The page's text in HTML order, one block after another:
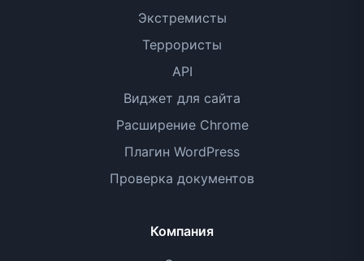
Экстремисты
Террористы
API
Виджет для сайта
Расширение Chrome
Плагин WordPress
Проверка документов
Компания